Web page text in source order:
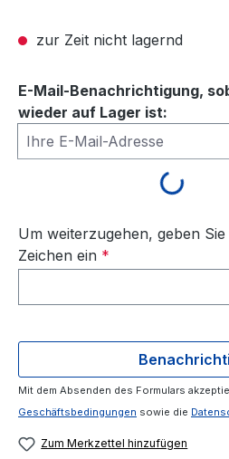
zur Zeit nicht lagernd
E-Mail-Benachrichtigung,
wieder auf Lager ist:
Ihre E-Mail-Adresse
Loading...
Um weiterzugehen, geben
Zeichen ein *
Mit dem Absenden des Formulars
Geschäftsbedingungen sowie die
Zum Merkzettel hinzufügen